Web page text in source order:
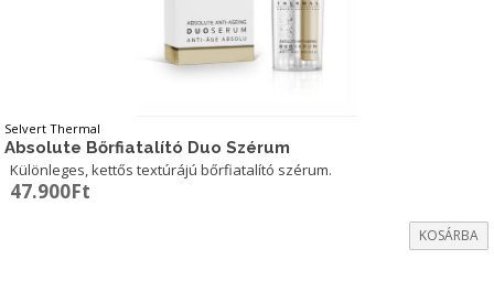
Selvert Thermal
Absolute Bőrfiatalító Duo Szérum
Különleges, kettős textúrájú bőrfiatalító szérum.
47.900Ft
KOSÁRBA